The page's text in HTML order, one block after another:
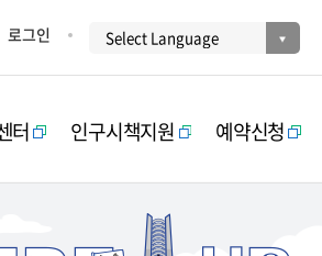
로그인
터 인구시책지원 예약신청